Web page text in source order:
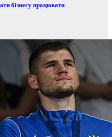
бізнесу працювати